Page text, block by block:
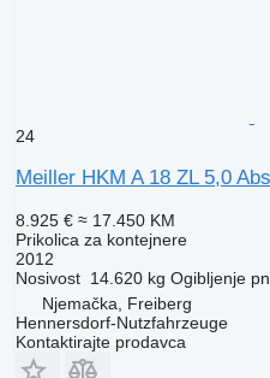
24
Meiller HKM A 18 ZL 5,0
8.925 € ≈ 17.450 KM
Prikolica za kontejnere
2012
Nosivost 14.620 kg Ogibljenje
Njemačka, Freiberg
Hennersdorf-Nutzfahrzeuge
Kontaktirajte prodavca